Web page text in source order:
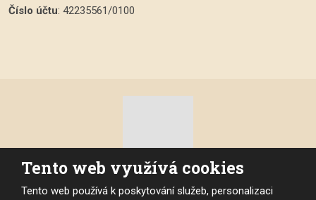
Číslo účtu: 42235561/0100
Mapa stránek |Podmínky použití | Prohlášení o přístupnosti
Tento web využívá cookies
Tento web používá k poskytování služeb, personalizaci